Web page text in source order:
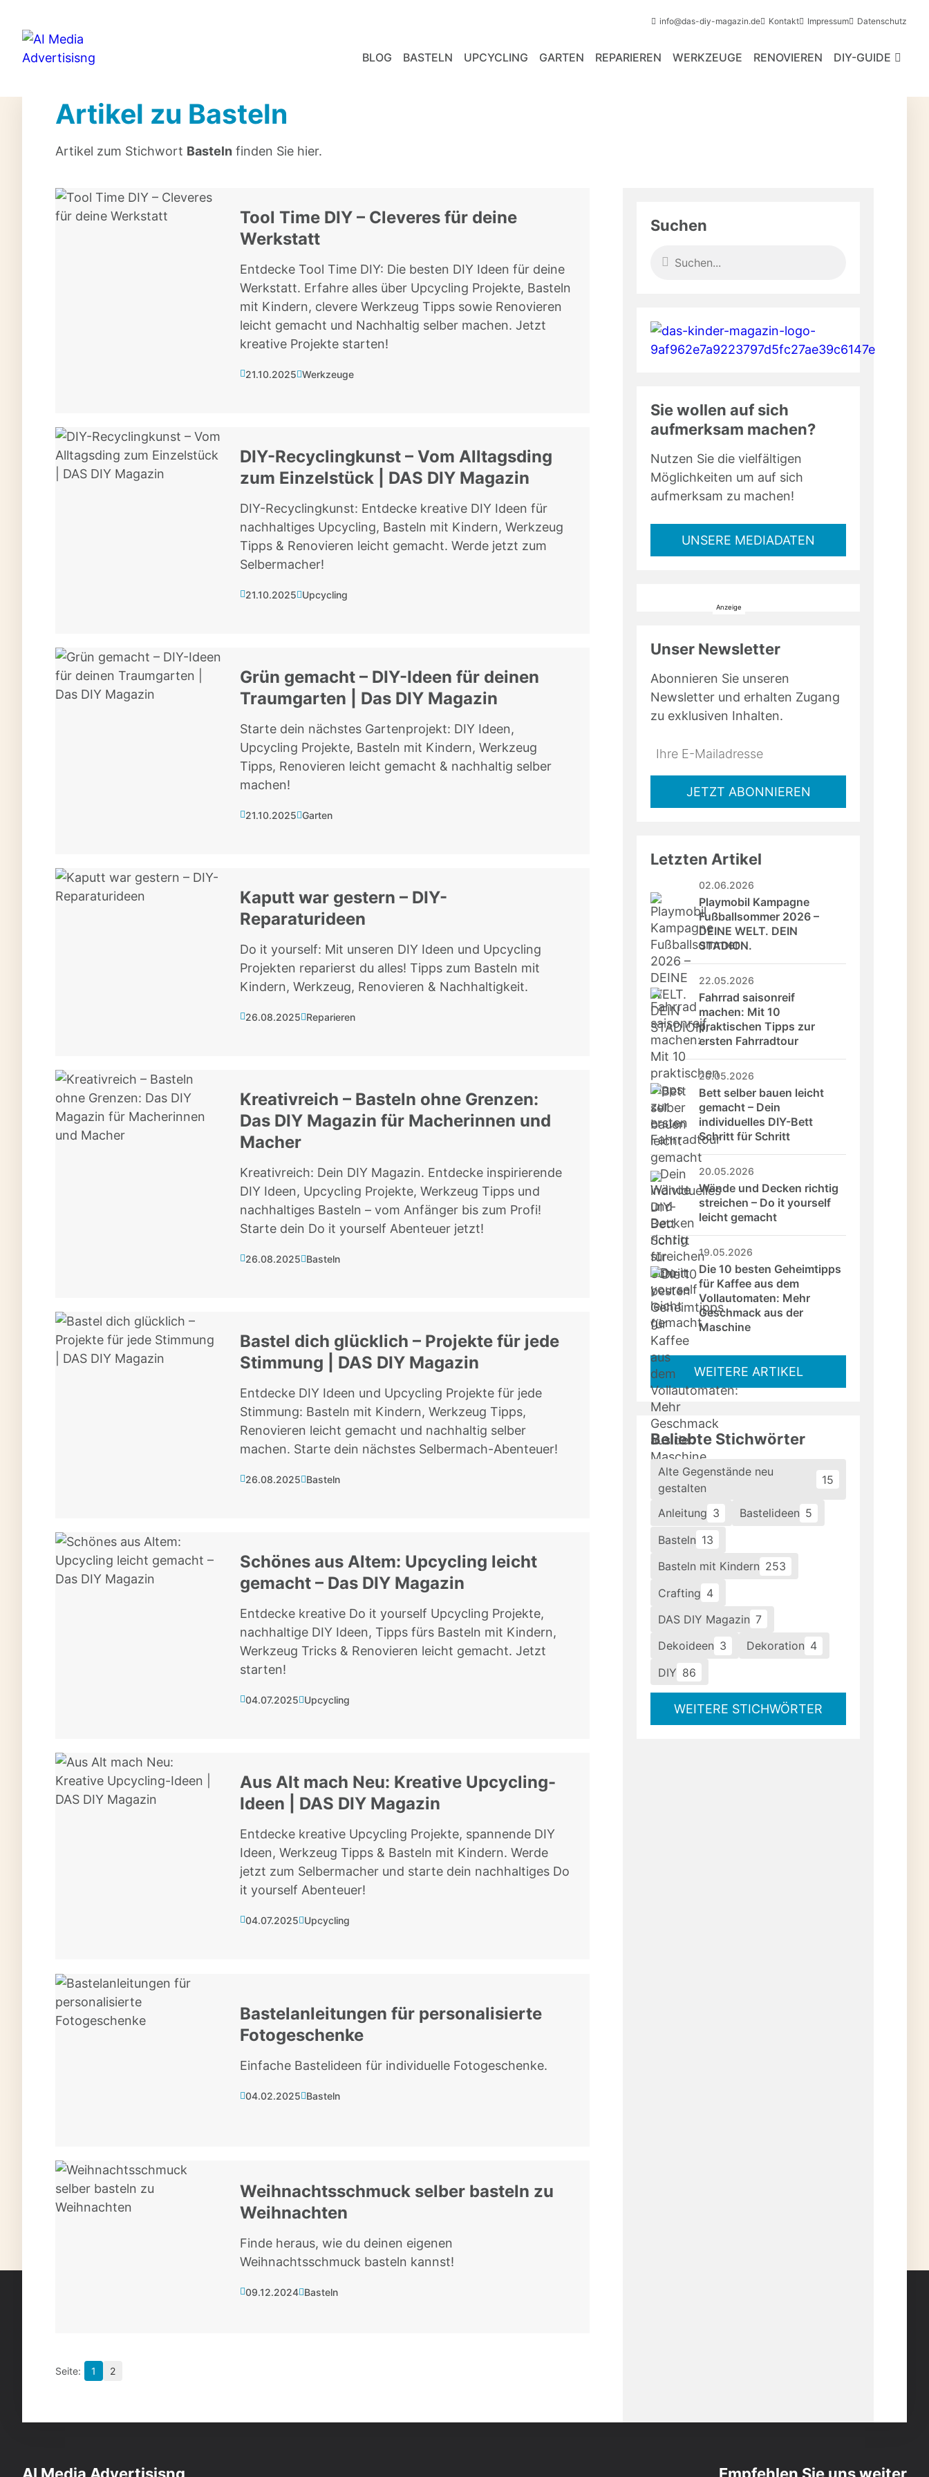
info@das-diy-magazin.de Kontakt Impressum Datenschutz
BLOG BASTELN UPCYCLING GARTEN REPARIEREN WERKZEUGE RENOVIEREN DIY-GUIDE
Artikel zu Basteln
Artikel zum Stichwort Basteln finden Sie hier.
Tool Time DIY – Cleveres für deine
Werkstatt
Entdecke Tool Time DIY: Die besten DIY Ideen für deine
Werkstatt. Erfahre alles über Upcycling Projekte, Basteln
mit Kindern, clevere Werkzeug Tipps sowie Renovieren
leicht gemacht und Nachhaltig selber machen. Jetzt
kreative Projekte starten!
21.10.2025 Werkzeuge
DIY-Recyclingkunst – Vom Alltagsding
zum Einzelstück | DAS DIY Magazin
DIY-Recyclingkunst: Entdecke kreative DIY Ideen für
nachhaltiges Upcycling, Basteln mit Kindern, Werkzeug
Tipps & Renovieren leicht gemacht. Werde jetzt zum
Selbermacher!
21.10.2025 Upcycling
Grün gemacht – DIY-Ideen für deinen
Traumgarten | Das DIY Magazin
Starte dein nächstes Gartenprojekt: DIY Ideen,
Upcycling Projekte, Basteln mit Kindern, Werkzeug
Tipps, Renovieren leicht gemacht & nachhaltig selber
machen!
21.10.2025 Garten
Kaputt war gestern – DIY-
Reparaturideen
Do it yourself: Mit unseren DIY Ideen und Upcycling
Projekten reparierst du alles! Tipps zum Basteln mit
Kindern, Werkzeug, Renovieren & Nachhaltigkeit.
26.08.2025 Reparieren
Kreativreich – Basteln ohne Grenzen:
Das DIY Magazin für Macherinnen und
Macher
Kreativreich: Dein DIY Magazin. Entdecke inspirierende
DIY Ideen, Upcycling Projekte, Werkzeug Tipps und
nachhaltiges Basteln – vom Anfänger bis zum Profi!
Starte dein Do it yourself Abenteuer jetzt!
26.08.2025 Basteln
Bastel dich glücklich – Projekte für jede
Stimmung | DAS DIY Magazin
Entdecke DIY Ideen und Upcycling Projekte für jede
Stimmung: Basteln mit Kindern, Werkzeug Tipps,
Renovieren leicht gemacht und nachhaltig selber
machen. Starte dein nächstes Selbermach-Abenteuer!
26.08.2025 Basteln
Schönes aus Altem: Upcycling leicht
gemacht – Das DIY Magazin
Entdecke kreative Do it yourself Upcycling Projekte,
nachhaltige DIY Ideen, Tipps fürs Basteln mit Kindern,
Werkzeug Tricks & Renovieren leicht gemacht. Jetzt
starten!
04.07.2025 Upcycling
Aus Alt mach Neu: Kreative Upcycling-
Ideen | DAS DIY Magazin
Entdecke kreative Upcycling Projekte, spannende DIY
Ideen, Werkzeug Tipps & Basteln mit Kindern. Werde
jetzt zum Selbermacher und starte dein nachhaltiges Do
it yourself Abenteuer!
04.07.2025 Upcycling
Bastelanleitungen für personalisierte
Fotogeschenke
Einfache Bastelideen für individuelle Fotogeschenke.
04.02.2025 Basteln
Weihnachtsschmuck selber basteln zu
Weihnachten
Finde heraus, wie du deinen eigenen
Weihnachtsschmuck basteln kannst!
09.12.2024 Basteln
1 2
Suchen
Sie wollen auf sich
aufmerksam machen?
Nutzen Sie die vielfältigen
Möglichkeiten um auf sich
aufmerksam zu machen!
UNSERE MEDIADATEN
Unser Newsletter
Abonnieren Sie unseren
Newsletter und erhalten Zugang
zu exklusiven Inhalten.
Do
*Ihre
Mailadresse:
JETZT ABONNIEREN
Letzten Artikel
02.06.2026
Playmobil Kampagne
Fußballsommer 2026 –
DEINE WELT. DEIN
STADION.
22.05.2026
Fahrrad saisonreif
machen: Mit 10
praktischen Tipps zur
ersten Fahrradtour
20.05.2026
Bett selber bauen leicht
gemacht – Dein
individuelles DIY-Bett
Schritt für Schritt
20.05.2026
Wände und Decken richtig
streichen – Do it yourself
leicht gemacht
19.05.2026
Die 10 besten Geheimtipps
für Kaffee aus dem
Vollautomaten: Mehr
Geschmack aus der
Maschine
WEITERE ARTIKEL
Beliebte Stichwörter
Alte Gegenstände neu
gestalten
15
Anleitung 3 Bastelideen 5
Basteln 13
Basteln mit Kindern 253
Crafting 4
DAS DIY Magazin 7
Dekoideen 3 Dekoration 4
DIY 86
WEITERE STICHWÖRTER
AI Media Advertisisng Empfehlen Sie uns weiter